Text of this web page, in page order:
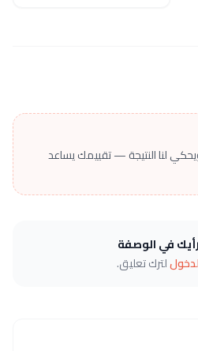
لنا النتيجة — تقييمك يساعد
في الوصفة
لترك تعليق.